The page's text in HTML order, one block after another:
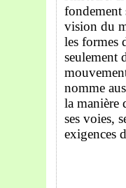
fondement
vision du
les formes
seulement
nomme
la manière
ses voies,
exigences